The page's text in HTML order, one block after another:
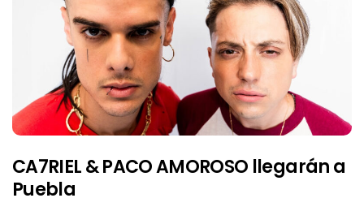
CA7RIEL & PACO AMOROSO llegarán a
Puebla